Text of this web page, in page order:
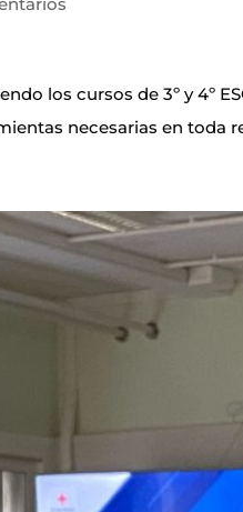
los cursos de 3º y 4º
necesarias en toda